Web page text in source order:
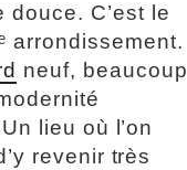
C’est le
arrondissement.
neuf, beaucoup
lieu où l’on
revenir très